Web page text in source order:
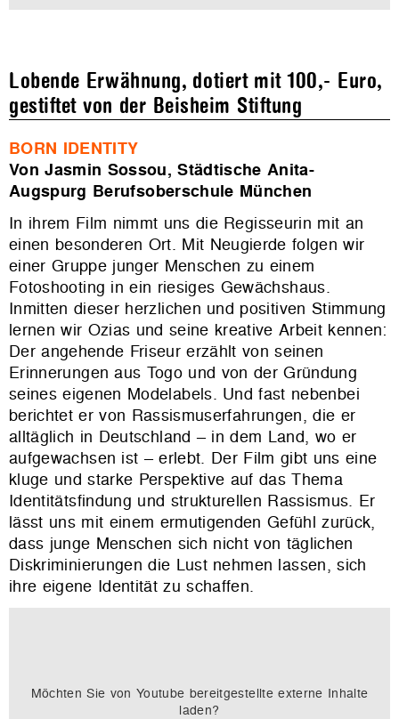
Lobende Erwähnung, dotiert mit 100,- Euro,
gestiftet von der Beisheim Stiftung
BORN IDENTITY
Von Jasmin Sossou, Städtische Anita-
Augspurg Berufsoberschule München
In ihrem Film nimmt uns die Regisseurin mit an
einen besonderen Ort. Mit Neugierde folgen wir
einer Gruppe junger Menschen zu einem
Fotoshooting in ein riesiges Gewächshaus.
Inmitten dieser herzlichen und positiven Stimmung
lernen wir Ozias und seine kreative Arbeit kennen:
Der angehende Friseur erzählt von seinen
Erinnerungen aus Togo und von der Gründung
seines eigenen Modelabels. Und fast nebenbei
berichtet er von Rassismuserfahrungen, die er
alltäglich in Deutschland – in dem Land, wo er
aufgewachsen ist – erlebt. Der Film gibt uns eine
kluge und starke Perspektive auf das Thema
Identitätsfindung und strukturellen Rassismus. Er
lässt uns mit einem ermutigenden Gefühl zurück,
dass junge Menschen sich nicht von täglichen
Diskriminierungen die Lust nehmen lassen, sich
ihre eigene Identität zu schaffen.
Möchten Sie von Youtube bereitgestellte externe Inhalte
laden?